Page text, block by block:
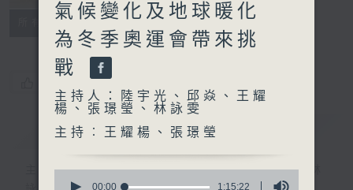
所有集數 特備網頁 PODCASTS
您喜歡這個節目嗎?
簡介 GIST
主持人：陸宇光、邱焱、王耀楊、張璟瑩、林
氣候變化及地球暖化
為冬季奧運會帶來挑
戰
主持人：陸宇光、邱焱、王耀
楊、張璟瑩、林詠雯
主持︰王耀楊、張璟瑩
00:00 1:15:22